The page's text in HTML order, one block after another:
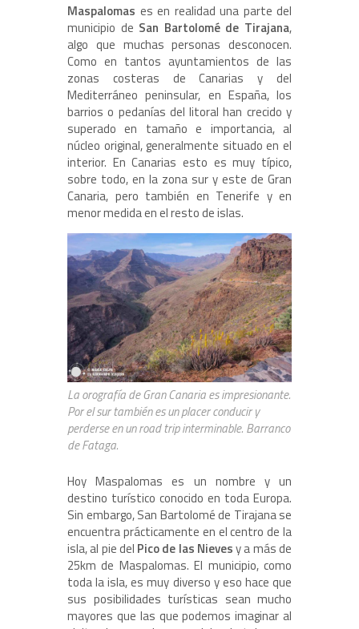
Maspalomas es en realidad una parte del
municipio de San Bartolomé de Tirajana,
algo que muchas personas desconocen.
Como en tantos ayuntamientos de las
zonas costeras de Canarias y del
Mediterráneo peninsular, en España, los
barrios o pedanías del litoral han crecido y
superado en tamaño e importancia, al
núcleo original, generalmente situado en el
interior. En Canarias esto es muy típico,
sobre todo, en la zona sur y este de Gran
Canaria, pero también en Tenerife y en
menor medida en el resto de islas.
La orografía de Gran Canaria es impresionante.
Por el sur también es un placer conducir y
perderse en un road trip interminable. Barranco
de Fataga.
Hoy Maspalomas es un nombre y un
destino turístico conocido en toda Europa.
Sin embargo, San Bartolomé de Tirajana se
encuentra prácticamente en el centro de la
isla, al pie del Pico de las Nievesy a más de
25km de Maspalomas. El municipio, como
toda la isla, es muy diverso y eso hace que
sus posibilidades turísticas sean mucho
mayores que las que podemos imaginar al